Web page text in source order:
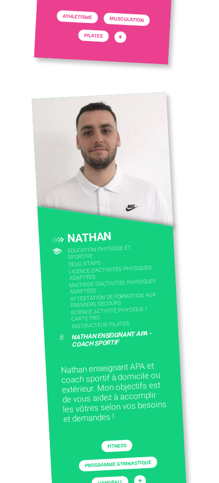
ATHLÉTISME MUSCULATION
PILATES +
NATHAN
EDUCATION PHYSIQUE ET
SPORTIVE
DEUG STAPS
LICENCE D’ACTIVITÉS PHYSIQUES
ADAPTÉES
MAITRISE D'ACTIVITÉS PHYSIQUES
ADAPTÉES
ATTESTATION DE FORMATION AUX
PREMIERS SECOURS
SCIENCE ACTIVITÉ PHYSIQUE /
CARTE PRO
INSTRUCTEUR PILATES
# NATHAN ENSEIGNANT APA -
COACH SPORTIF
Nathan enseignant APA et
coach sportif à domicile ou
extérieur. Mon objectifs est
de vous aidez à accomplir
les vôtres selon vos besoins
et demandes !
FITNESS
PROGRAMME GYMNASTIQUE
+